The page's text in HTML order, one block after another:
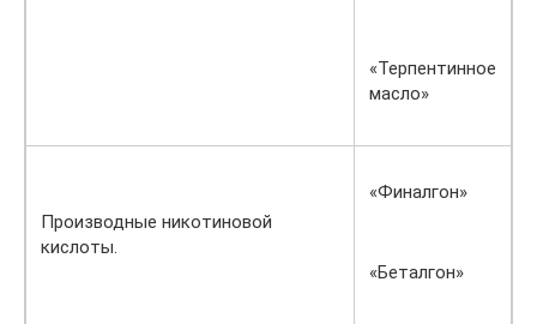
«Терпентинное
масло»
Производные никотиновой
кислоты.
«Финалгон»
«Беталгон»